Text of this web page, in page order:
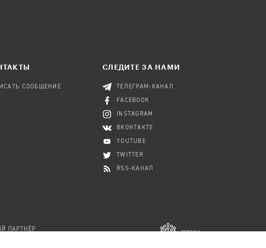
СООБЩЕНИЕ
СЛЕДИТЕ ЗА НАМИ
ТЕЛЕГРАМ-КАНАЛ
FACEBOOK
INSTAGRAM
ВКОНТАКТЕ
YOUTUBE
TWITTER
RSS-КАНАЛ
ПАРТНЁР